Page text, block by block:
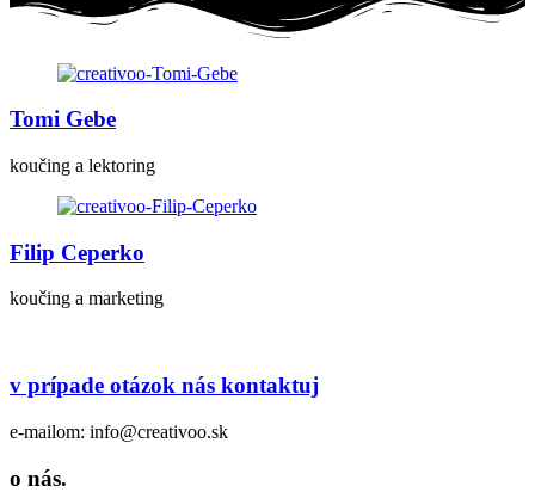
Tomi Gebe
koučing a lektoring
Filip Ceperko
koučing a marketing
v prípade otázok nás kontaktuj
e-mailom: info@creativoo.sk
o nás.